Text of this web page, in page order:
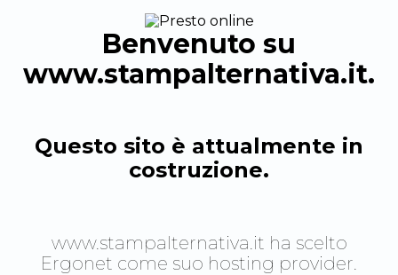
Benvenuto su
www.stampalternativa.it.
Questo sito è attualmente in
costruzione.
www.stampalternativa.it ha scelto
Ergonet come suo hosting provider.